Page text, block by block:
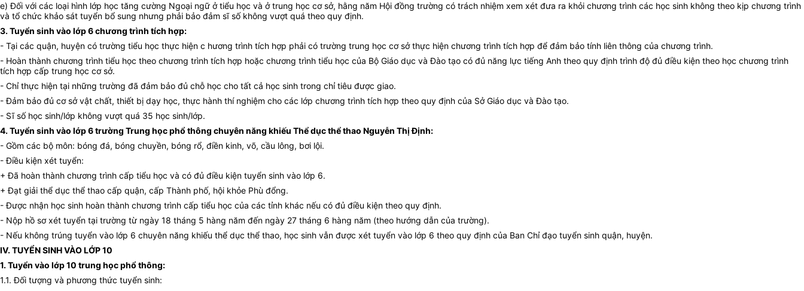
e) Đối với các loại hình lớp học tăng cường Ngoại ngữ ở tiểu học và ở trung học cơ sở, hằng năm Hội đồng trường có trách nhiệm xem xét đưa ra khỏi chương trình các học sinh không theo kịp chương trình
và tổ chức khảo sát tuyển bổ sung nhưng phải bảo đảm sĩ số không vượt quá theo quy định.
3. Tuyển sinh vào lớp 6 chương trình tích hợp:
- Tại các quận, huyện có trường tiểu học thực hiện c hương trình tích hợp phải có trường trung học cơ sở thực hiện chương trình tích hợp để đảm bảo tính liên thông của chương trình.
- Hoàn thành chương trình tiểu học theo chương trình tích hợp hoặc chương trình tiểu học của Bộ Giáo dục và Đào tạo có đủ năng lực tiếng Anh theo quy định trình độ đủ điều kiện theo học chương trình
tích hợp cấp trung học cơ sở.
- Chỉ thực hiện tại những trường đã đảm bảo đủ chỗ học cho tất cả học sinh trong chỉ tiêu được giao.
- Đảm bảo đủ cơ sở vật chất, thiết bị dạy học, thực hành thí nghiệm cho các lớp chương trình tích hợp theo quy định của Sở Giáo dục và Đào tạo.
- Sĩ số học sinh/lớp không vượt quá 35 học sinh/lớp.
4. Tuyển sinh vào lớp 6 trường Trung học phổ thông chuyên năng khiếu Thể dục thể thao Nguyễn Thị Định:
- Gồm các bộ môn: bóng đá, bóng chuyền, bóng rổ, điền kinh, võ, cầu lông, bơi lội.
- Điều kiện xét tuyển:
+ Đã hoàn thành chương trình cấp tiểu học và có đủ điều kiện tuyển sinh vào lớp 6.
+ Đạt giải thể dục thể thao cấp quận, cấp Thành phố, hội khỏe Phù đổng.
- Được nhận học sinh hoàn thành chương trình cấp tiểu học của các tỉnh khác nếu có đủ điều kiện theo quy định.
- Nộp hồ sơ xét tuyển tại trường từ ngày 18 tháng 5 hàng năm đến ngày 27 tháng 6 hàng năm (theo hướng dẫn của trường).
- Nếu không trúng tuyển vào lớp 6 chuyên năng khiếu thể dục thể thao, học sinh vẫn được xét tuyển vào lớp 6 theo quy định của Ban Chỉ đạo tuyển sinh quận, huyện.
IV. TUYỂN SINH VÀO LỚP 10
1. Tuyển vào lớp 10 trung học phổ thông:
1.1. Đối tượng và phương thức tuyển sinh: